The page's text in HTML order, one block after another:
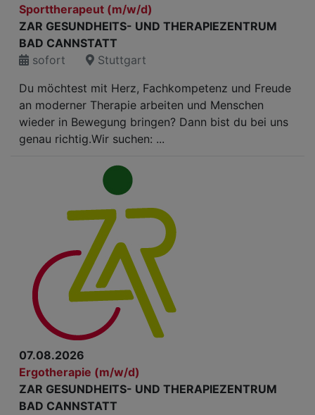
Sporttherapeut (m/w/d)
ZAR GESUNDHEITS- UND THERAPIEZENTRUM
BAD CANNSTATT
sofort
Stuttgart
Du möchtest mit Herz, Fachkompetenz und Freude
an moderner Therapie arbeiten und Menschen
wieder in Bewegung bringen? Dann bist du bei uns
genau richtig.Wir suchen: ...
07.08.2026
Ergotherapie (m/w/d)
ZAR GESUNDHEITS- UND THERAPIEZENTRUM
BAD CANNSTATT